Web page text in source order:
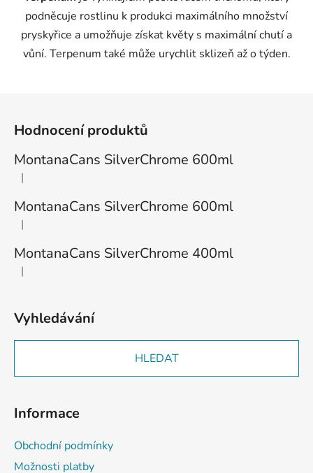
podněcuje rostlinu k produkci maximálního množství
pryskyřice a umožňuje získat květy s maximální chutí a
vůní. Terpenum také může urychlit sklizeň až o týden.
Hodnocení produktů
MontanaCans SilverChrome 600ml
Hodnocení produktu je 1 z 5 hvězdiček.
|
MontanaCans SilverChrome 600ml
Hodnocení produktu je 3 z 5 hvězdiček.
|
MontanaCans SilverChrome 400ml
Hodnocení produktu je 2 z 5 hvězdiček.
|
Vyhledávání
HLEDAT
Informace
Obchodní podmínky
Možnosti platby